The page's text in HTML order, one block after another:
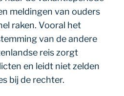
meldingen van ouders
raken. Vooral het
van de andere
reis zorgt
en leidt niet zelden
bij de rechter.